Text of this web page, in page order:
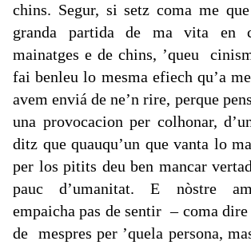
chins. Segur, si setz coma me
granda partida de ma vita en
mainatges e de chins, ’queu
fai benleu lo mesma efiech qu’a
avem enviá de ne’n rire, perque
una provocacion per colhonar,
ditz que quauqu’un que vanta lo
per los pitits deu ben mancar
pauc d’umanitat. E nòstre
empaicha pas de sentir – coma dire
de mespres per ’quela persona,